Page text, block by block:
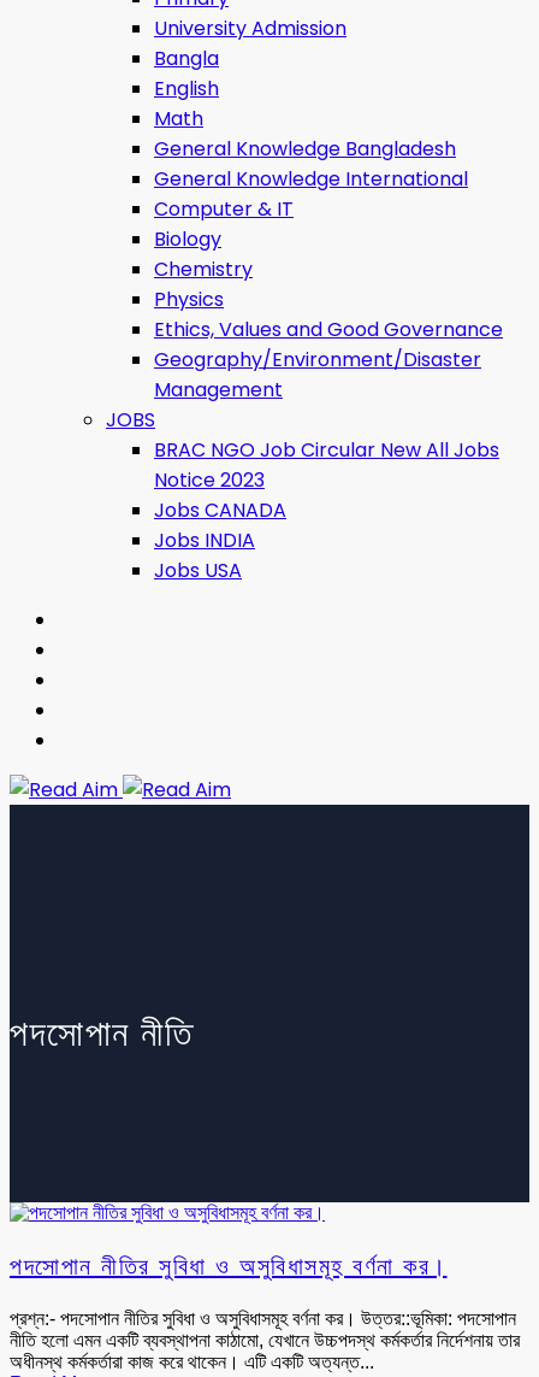
University Admission
Bangla
English
Math
General Knowledge Bangladesh
General Knowledge International
Computer & IT
Biology
Chemistry
Physics
Ethics, Values ​​and Good Governance
Geography/Environment/Disaster
Management
JOBS
BRAC NGO Job Circular New All Jobs
Notice 2023
Jobs CANADA
Jobs INDIA
Jobs USA
Read Aim
পদসোপান নীতি
পদসোপান নীতির সুবিধা ও অসুবিধাসমূহ বর্ণনা কর।
প্রশ্ন:- পদসোপান নীতির সুবিধা ও অসুবিধাসমূহ বর্ণনা কর। উত্তর::ভূমিকা: পদসোপান
নীতি হলো এমন একটি ব্যবস্থাপনা কাঠামো, যেখানে উচ্চপদস্থ কর্মকর্তার নির্দেশনায় তার
অধীনস্থ কর্মকর্তারা কাজ করে থাকেন। এটি একটি অত্যন্ত...